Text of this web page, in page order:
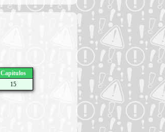
Capítulos
15